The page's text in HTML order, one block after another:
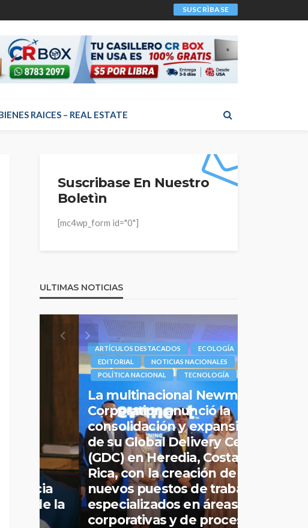
SUSCRÌBASE
RAICES – REAL ESTATE
Suscribase En Nuestro
Boletìn
[mc4wp_form id="0"]
ULTIMAS NOTICIAS
la
ARTÍCULOS DESTACADOS
ECOLOGÍA
NOTICIAS NACIONALES
POLÍTICA NACIONAL
TECNOLOGÍA
La multinacional Newmont
Corporation anunció la
consolidación y expansión
de su Global Delivery Center
(GDC) en Heredia, Costa
Rica, con la creación de 400
nuevos puestos de trabajo
especializados en áreas
corporativas y de procesos